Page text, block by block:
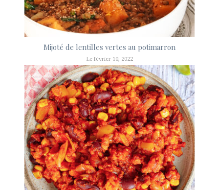
Mijoté de lentilles vertes au potimarron
Le février 10, 2022